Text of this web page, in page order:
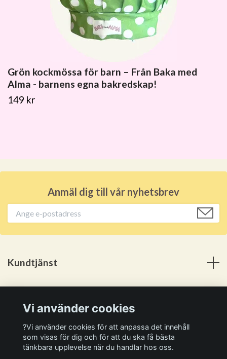
Grön kockmössa för barn – Från Baka med
Alma - barnens egna bakredskap!
149 kr
Anmäl dig till vår nyhetsbrev
Kundtjänst
Sociala medier
Vi använder cookies
?Vi använder cookies för att anpassa det innehåll
som visas för dig och för att du ska få bästa
tänkbara upplevelse när du handlar hos oss.